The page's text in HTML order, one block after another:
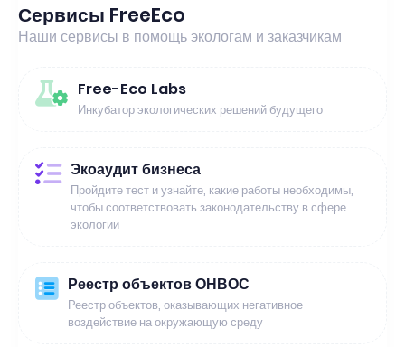
Сервисы FreeEco
Наши сервисы в помощь экологам и заказчикам
Free-Eco Labs
Инкубатор экологических решений будущего
Экоаудит бизнеса
Пройдите тест и узнайте, какие работы необходимы,
чтобы соответствовать законодательству в сфере
экологии
Реестр объектов ОНВОС
Реестр объектов, оказывающих негативное
воздействие на окружающую среду